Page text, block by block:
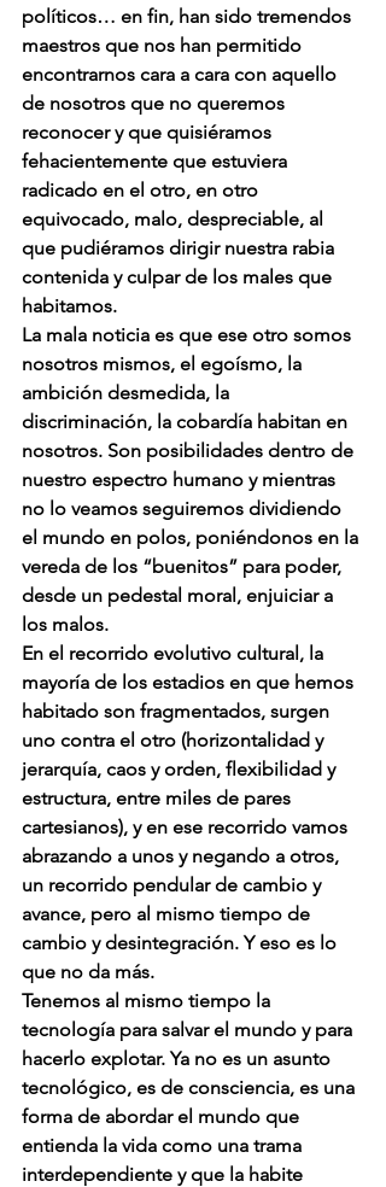
políticos… en fin, han sido tremendos
maestros que nos han permitido
encontrarnos cara a cara con aquello
de nosotros que no queremos
reconocer y que quisiéramos
fehacientemente que estuviera
radicado en el otro, en otro
equivocado, malo, despreciable, al
que pudiéramos dirigir nuestra rabia
contenida y culpar de los males que
habitamos.
La mala noticia es que ese otro somos
nosotros mismos, el egoísmo, la
ambición desmedida, la
discriminación, la cobardía habitan en
nosotros. Son posibilidades dentro de
nuestro espectro humano y mientras
no lo veamos seguiremos dividiendo
el mundo en polos, poniéndonos en la
vereda de los “buenitos” para poder,
desde un pedestal moral, enjuiciar a
los malos.
En el recorrido evolutivo cultural, la
mayoría de los estadios en que hemos
habitado son fragmentados, surgen
uno contra el otro (horizontalidad y
jerarquía, caos y orden, flexibilidad y
estructura, entre miles de pares
cartesianos), y en ese recorrido vamos
abrazando a unos y negando a otros,
un recorrido pendular de cambio y
avance, pero al mismo tiempo de
cambio y desintegración. Y eso es lo
que no da más.
Tenemos al mismo tiempo la
tecnología para salvar el mundo y para
hacerlo explotar. Ya no es un asunto
tecnológico, es de consciencia, es una
forma de abordar el mundo que
entienda la vida como una trama
interdependiente y que la habite